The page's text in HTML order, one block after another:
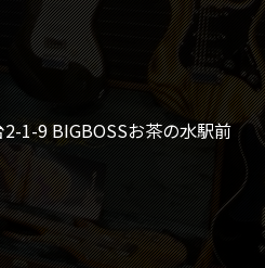
1-9 BIGBOSSお茶の水駅前